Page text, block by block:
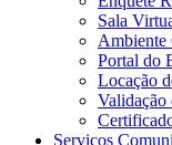
Sala
Portal do
Locação
Validação
Serviços